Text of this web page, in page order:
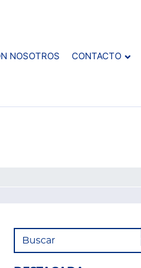
NOSOTROS CONTACTO